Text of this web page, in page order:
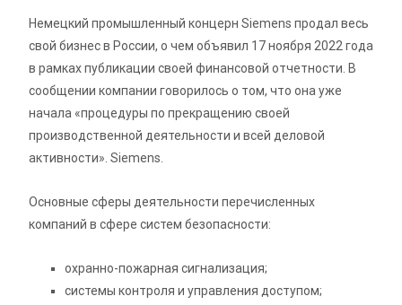
Немецкий промышленный концерн Siemens продал весь
свой бизнес в России, о чем объявил 17 ноября 2022 года
в рамках публикации своей финансовой отчетности. В
сообщении компании говорилось о том, что она уже
начала «процедуры по прекращению своей
производственной деятельности и всей деловой
активности». Siemens.
Основные сферы деятельности перечисленных
компаний в сфере систем безопасности:
охранно-пожарная сигнализация;
системы контроля и управления доступом;